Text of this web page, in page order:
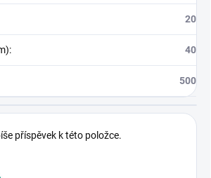
20
: 40
500
příspěvek k této položce.